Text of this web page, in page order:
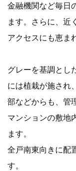
金融機関など毎日
ます。さらに、近
アクセスにも恵ま
グレーを基調とし
には植栽が施され
部などからも、管
マンションの敷地
ます。
全戸南東向きに配
す。